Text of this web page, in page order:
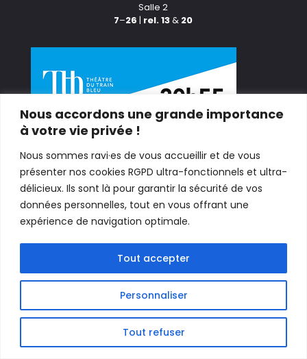
Nous accordons une grande importance
à votre vie privée !
Nous sommes ravi·es de vous accueillir et de vous
présenter nos cookies RGPD ultra-fonctionnels et ultra-
délicieux. Ils sont là pour garantir la sécurité de vos
données personnelles, tout en vous offrant une
expérience de navigation optimale.
Personnaliser
Tout refuser
Tout accepter
Salle 2
7–26 | rel. 13& 20